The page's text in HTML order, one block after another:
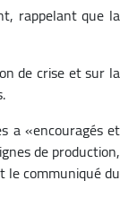
rappelant que la
de crise et sur la
a «encouragés et
de production,
le communiqué du